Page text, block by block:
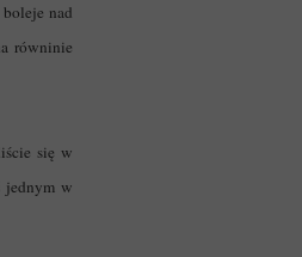
nad
równinie
się w
jednym w